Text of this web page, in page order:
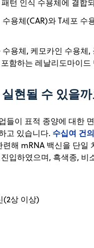
턴 인식 수용체에 결합
용체(CAR)와 T세포 수
용체, 케모카인 수용체
함하는 레날리도마이
현될 수 있을
이 표적 종양에 대한
고 있습니다. 수십여 건
해 mRNA 백신을 단일
입하였으며, 흑색종,
(2상 이상)